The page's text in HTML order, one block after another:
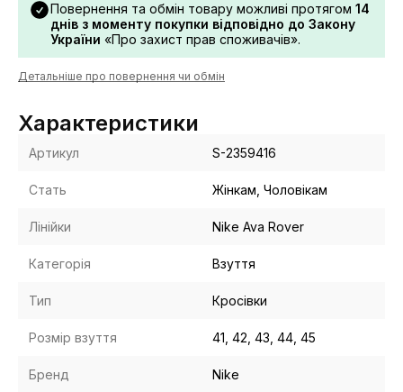
Повернення та обмін товару можливі протягом 14
днів з моменту покупки відповідно до Закону
України «Про захист прав споживачів».
Детальніше про повернення чи обмін
Характеристики
Артикул S-2359416
Стать Жінкам, Чоловікам
Лінійки Nike Ava Rover
Категорія Взуття
Тип Кросівки
Розмір взуття 41, 42, 43, 44, 45
Бренд Nike